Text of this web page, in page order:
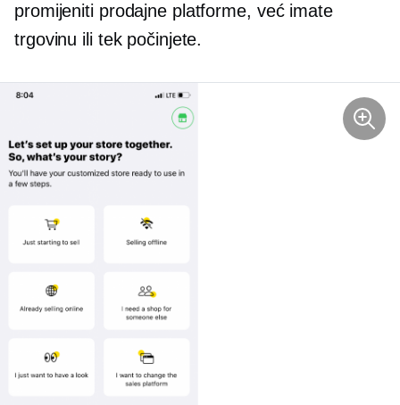
promijeniti prodajne platforme, već imate
trgovinu ili tek počinjete.